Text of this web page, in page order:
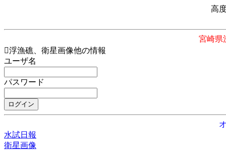
高
宮崎県
浮漁礁、衛星画像他の情報
ユーザ名
パスワード
水試日報
衛星画像